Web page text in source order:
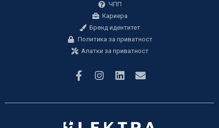
ЧПП
Кариера
Бренд идентитет
Политика за приватност
Алатки за приватност